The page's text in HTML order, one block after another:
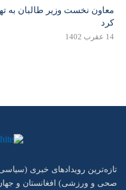
معاون نخست وزیر طالبان به
کرد
14 عقرب 1402
تازه‌ترین رویدادهای خبری
صحی و ورزشی) افغانستان و